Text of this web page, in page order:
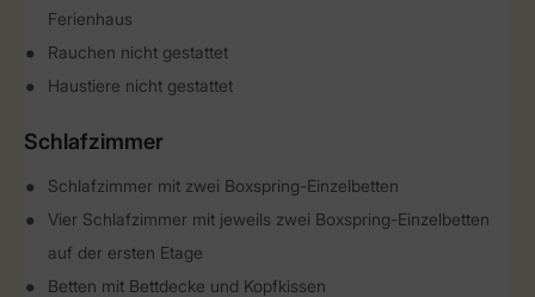
Ferienhaus
Rauchen nicht gestattet
Haustiere nicht gestattet
Schlafzimmer
Schlafzimmer mit zwei Boxspring-Einzelbetten
Vier Schlafzimmer mit jeweils zwei Boxspring-Einzelbetten
auf der ersten Etage
Betten mit Bettdecke und Kopfkissen